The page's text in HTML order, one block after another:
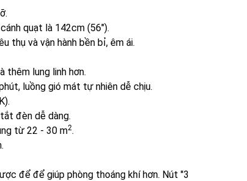
quạt là 142cm (56").
thụ và vận hành bền bỉ, êm ái.
thêm lung linh hơn.
luồng gió mát tự nhiên dễ chịu.
đèn dễ dàng.
từ 22 - 30 m2.
để để giúp phòng thoáng khí hơn. Nút "3